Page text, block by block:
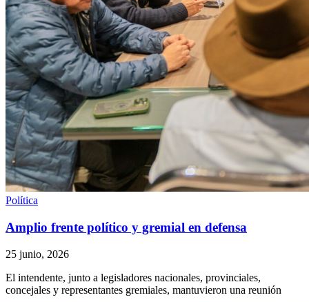
Política
Amplio frente político y gremial en defensa
25 junio, 2026
El intendente, junto a legisladores nacionales, provinciales,
concejales y representantes gremiales, mantuvieron una reunión